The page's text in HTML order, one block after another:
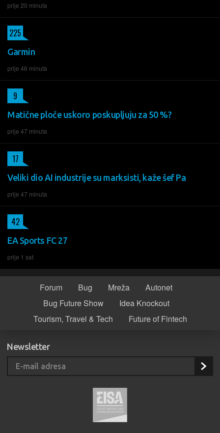
prije 20 minuta
Garmin
prije 46 minuta
225
Matične ploče uskoro poskupljuju za 50 %?
prije 47 minuta
9
Veliki dio AI industrije su marksisti, kaže šef Pa
prije 47 minuta
17
EA Sports FC 27
prije 1 sat
42
Forum Bug Mreža
Autonet
Bug Future Show
Idea Knockout
Tourism, Travel & Tech
Future of Fintech
Newsletter